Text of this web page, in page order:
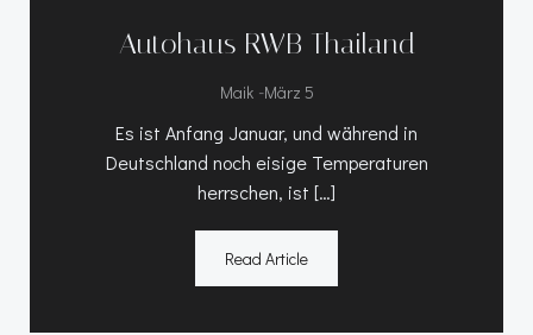
Autohaus RWB Thailand
Maik -März 5
Es ist Anfang Januar, und während in
Deutschland noch eisige Temperaturen
herrschen, ist […]
Read Article